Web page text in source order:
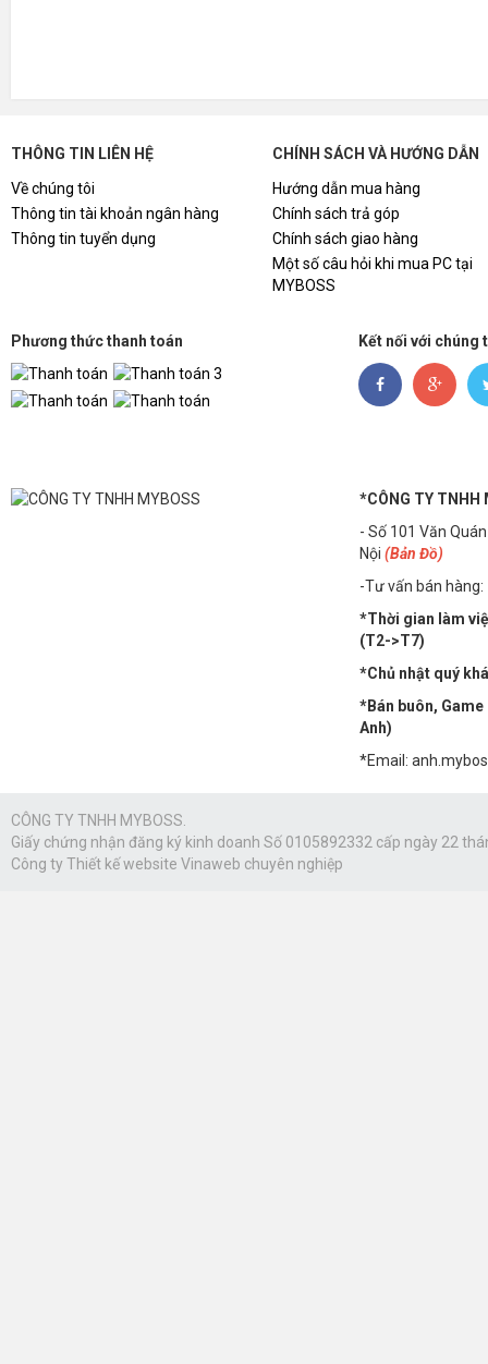
THÔNG TIN LIÊN HỆ
Về chúng tôi
Thông tin tài khoản ngân hàng
Thông tin tuyển dụng
CHÍNH SÁCH VÀ HƯỚNG DẪN
Hướng dẫn mua hàng
Chính sách trả góp
Chính sách giao hàng
Một số câu hỏi khi mua PC tại
MYBOSS
Phương thức thanh toán Kết nối với chúng
*CÔNG TY TNHH
- Số 101 Văn
Nội (Bản Đồ)
-Tư vấn bán hàng:
*Thời gian làm
(T2->T7)
*Chủ nhật quý
*Bán buôn, Game
Anh)
*Email:
CÔNG TY TNHH MYBOSS.
Giấy chứng nhận đăng ký kinh doanh Số 0105892332 cấp ngày 22
Công tyThiết kế website Vinaweb chuyên nghiệp